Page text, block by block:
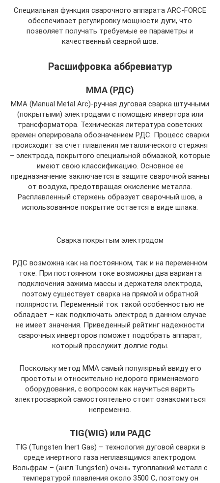
Специальная функция сварочного аппарата ARC-FORCE
обеспечивает регулировку мощности дуги, что
позволяет получать требуемые ее параметры и
качественный сварной шов.
Расшифровка аббревиатур
ММА (РДС)
MMA (Manual Metal Arc)-ручная дуговая сварка штучными
(покрытыми) электродами с помощью инвертора или
трансформатора. Техническая литература советских
времен оперировала обозначением РДС. Процесс сварки
происходит за счет плавления металлического стержня
– электрода, покрытого специальной обмазкой, которые
имеют свою классификацию. Основное ее
предназначение заключается в защите сварочной ванны
от воздуха, предотвращая окисление металла.
Расплавленный стержень образует сварочный шов, а
использованное покрытие остается в виде шлака.
Сварка покрытым электродом
РДС возможна как на постоянном, так и на переменном
токе. При постоянном токе возможны два варианта
подключения зажима массы и держателя электрода,
поэтому существует сварка на прямой и обратной
полярности. Переменный ток такой особенностью не
обладает – как подключать электрод в данном случае
не имеет значения. Приведенный рейтинг надежности
сварочных инверторов поможет подобрать аппарат,
который прослужит долгие годы.
Поскольку метод ММА самый популярный ввиду его
простоты и относительно недорого применяемого
оборудования, с вопросом как научиться варить
электросваркой самостоятельно стоит ознакомиться
непременно.
TIG(WIG) или РАДС
TIG (Tungsten Inert Gas) – технология дуговой сварки в
среде инертного газа неплавящимся электродом.
Вольфрам – (англ.Tungsten) очень тугоплавкий металл с
температурой плавления около 3500 С, поэтому он